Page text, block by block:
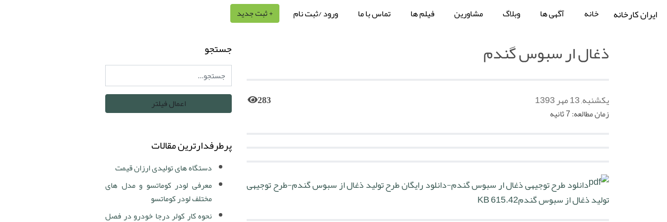
ایران کارخانه خانه آگهی ها وبلاگ مشاورین فیلم ها تماس با ما ورود /ثبت نام + ثبت جدید
ذغال ار سبوس گندم
یکشنبه, 13 مهر 1393 283
زمان مطالعه: 7 ثانیه
دانلود طرح توجیهی ذغال ار سبوس گندم-دانلود رایگان طرح تولید ذغال از سبوس گندم-طرح توجیهی
تولید ذغال از سبوس گندم615.42 KB
جستجو
پرطرفدارترین مقالات
دستگاه های تولیدی ارزان قیمت
معرفی لودر کوماتسو و مدل های
مختلف لودر کوماتسو
نحوه کار کولر درجا خودرو در فصل